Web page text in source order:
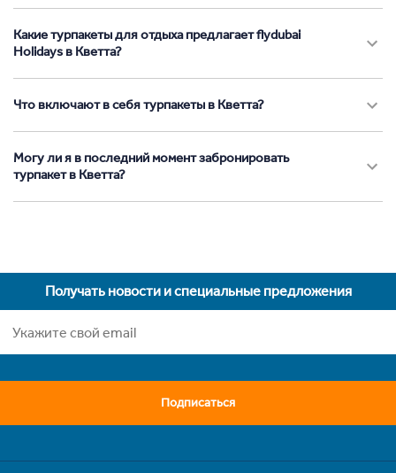
Какие турпакеты для отдыха предлагает flydubai
Holidays в Кветта?
Что включают в себя турпакеты в Кветта?
Могу ли я в последний момент забронировать
турпакет в Кветта?
Получать новости и специальные предложения
Подписаться